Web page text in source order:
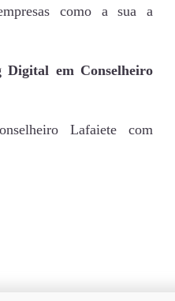
como a sua a
Digital em Conselheiro
Lafaiete com